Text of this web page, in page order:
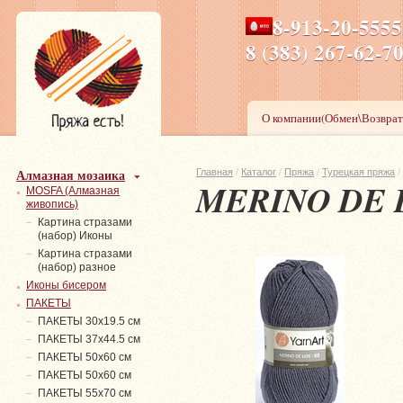
8-913-20-
8 (383) 267-
ПН-ПТ 8-17,СБ-ВС 9-
О
Главная / Каталог / Пряжа / Турецкая пряжа /
MERINO DE
Алмазная мозаика
MOSFA (Алмазная
живопись)
Картина стразами
(набор) Иконы
Картина стразами
(набор) разное
Иконы бисером
ПАКЕТЫ
ПАКЕТЫ 30х19.5 см
ПАКЕТЫ 37х44.5 см
ПАКЕТЫ 50х60 см
ПАКЕТЫ 50х60 см
ПАКЕТЫ 55х70 см